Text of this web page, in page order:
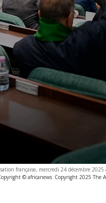
française, mercredi 24 décembre 2025
© africanews Copyright 2025 The